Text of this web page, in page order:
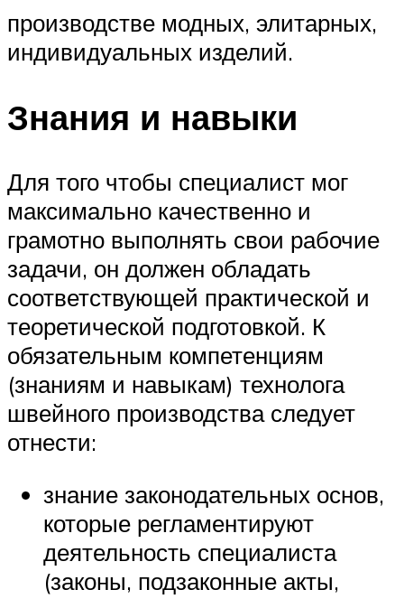
производстве модных, элитарных,
индивидуальных изделий.
Знания и навыки
Для того чтобы специалист мог
максимально качественно и
грамотно выполнять свои рабочие
задачи, он должен обладать
соответствующей практической и
теоретической подготовкой. К
обязательным компетенциям
(знаниям и навыкам) технолога
швейного производства следует
отнести:
знание законодательных основ,
которые регламентируют
деятельность специалиста
(законы, подзаконные акты,